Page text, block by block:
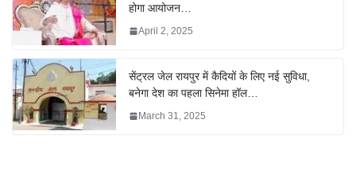
होगा आयोजन…
April 2, 2025
सेंट्रल जेल रायपुर में कैदियों के लिए नई सुविधा,
बनेगा देश का पहला सिनेमा हॉल…
March 31, 2025